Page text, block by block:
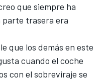
que siempre ha
parte trasera era
que los demás en este
cuando el coche
con el sobreviraje se